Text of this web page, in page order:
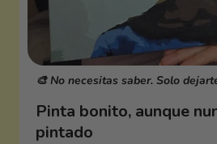
🎨 No necesitas saber. Solo
Pinta bonito, aunque
pintado